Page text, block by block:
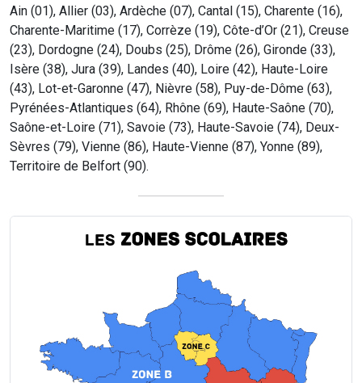
Ain (01), Allier (03), Ardèche (07), Cantal (15), Charente (16),
Charente-Maritime (17), Corrèze (19), Côte-d’Or (21), Creuse
(23), Dordogne (24), Doubs (25), Drôme (26), Gironde (33),
Isère (38), Jura (39), Landes (40), Loire (42), Haute-Loire
(43), Lot-et-Garonne (47), Nièvre (58), Puy-de-Dôme (63),
Pyrénées-Atlantiques (64), Rhône (69), Haute-Saône (70),
Saône-et-Loire (71), Savoie (73), Haute-Savoie (74), Deux-
Sèvres (79), Vienne (86), Haute-Vienne (87), Yonne (89),
Territoire de Belfort (90).